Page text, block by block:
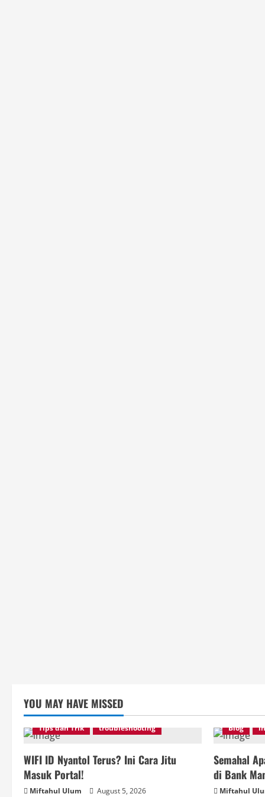
YOU MAY HAVE MISSED
Tips dan Trik troubleshooting
WIFI ID Nyantol Terus? Ini Cara Jitu
Masuk Portal!
Miftahul Ulum August 5, 2026
Blog
Semahal
di Bank
Miftahul